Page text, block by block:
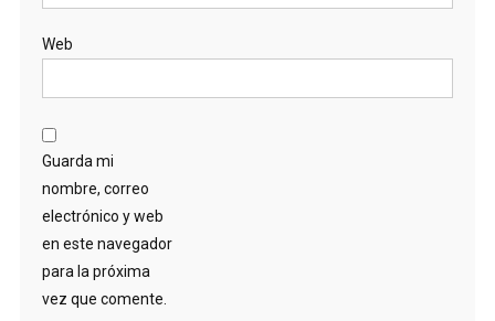
Web
Guarda mi
nombre, correo
electrónico y web
en este navegador
para la próxima
vez que comente.